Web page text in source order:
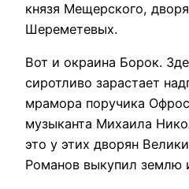
князя Мещерского,
Шереметевых.
Вот и окраина Борок.
сиротливо зарастает
мрамора поручика
музыканта Михаила
это у этих дворян
Романов выкупил землю